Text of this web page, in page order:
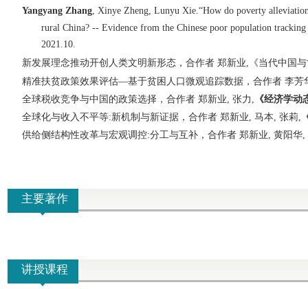
Yangyang Zhang, Xinye Zheng, Lunyu Xie.“How do poverty
rural China? -- Evidence from the Chinese poor population tracking
2021.10.
新发展理念推动开创人类文明新形态 ，合作者郑新业, 《当代中国
精准扶贫政策效果评估—基于贫困人口微观追踪数据，合作者 李芳
全球税收竞争与中国的政策选择 ，合作者 郑新业,张力, 《经济学动
全球化与收入不平等:新机制与新证据 ，合作者 郑新业,马本,张莉,
供给侧结构性改革与宏观调控:分工与互补，合作者 郑新业,黄阳华,
主要著作
讲授课程